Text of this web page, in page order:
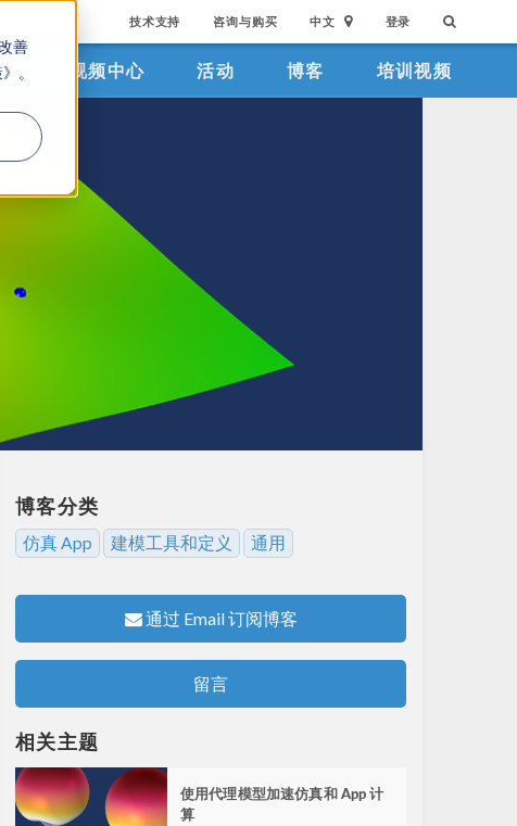
善
。
技术支持 咨询与购买 中文 登录
视频中心 活动 博客 培训视频
博客分类
仿真 App 建模工具和定义 通用
通过 Email 订阅博客
留言
相关主题
使用代理模型加速仿真和 App 计
算